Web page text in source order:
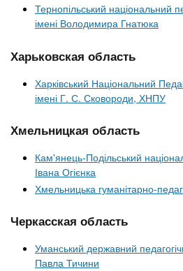
Тернопільський національний
імені Володимира Гнатюка
Харьковская область
Харківський Національний
імені Г. С. Сковороди, ХНПУ
Хмельницкая область
Кам'янець-Подільський
Івана Огієнка
Хмельницька гуманітарно-
Черкасская область
Уманський державний
Павла Тичини